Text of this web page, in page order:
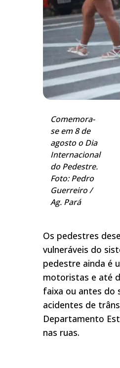
Comemora-
se em 8 de
agosto o Dia
Internacional
do Pedestre.
Foto: Pedro
Guerreiro /
Ag. Pará
Os pedestres
vulneráveis do
pedestre ainda é
motoristas e até
faixa ou antes do
acidentes de
Departamento
nas ruas.